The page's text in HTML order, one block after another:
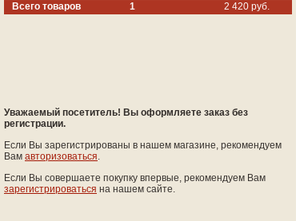
Всего товаров 1 2 420 руб.
Уважаемый посетитель! Вы оформляете заказ без
регистрации.
Если Вы зарегистрированы в нашем магазине, рекомендуем
Вам авторизоваться.
Если Вы совершаете покупку впервые, рекомендуем Вам
зарегистрироваться на нашем сайте.